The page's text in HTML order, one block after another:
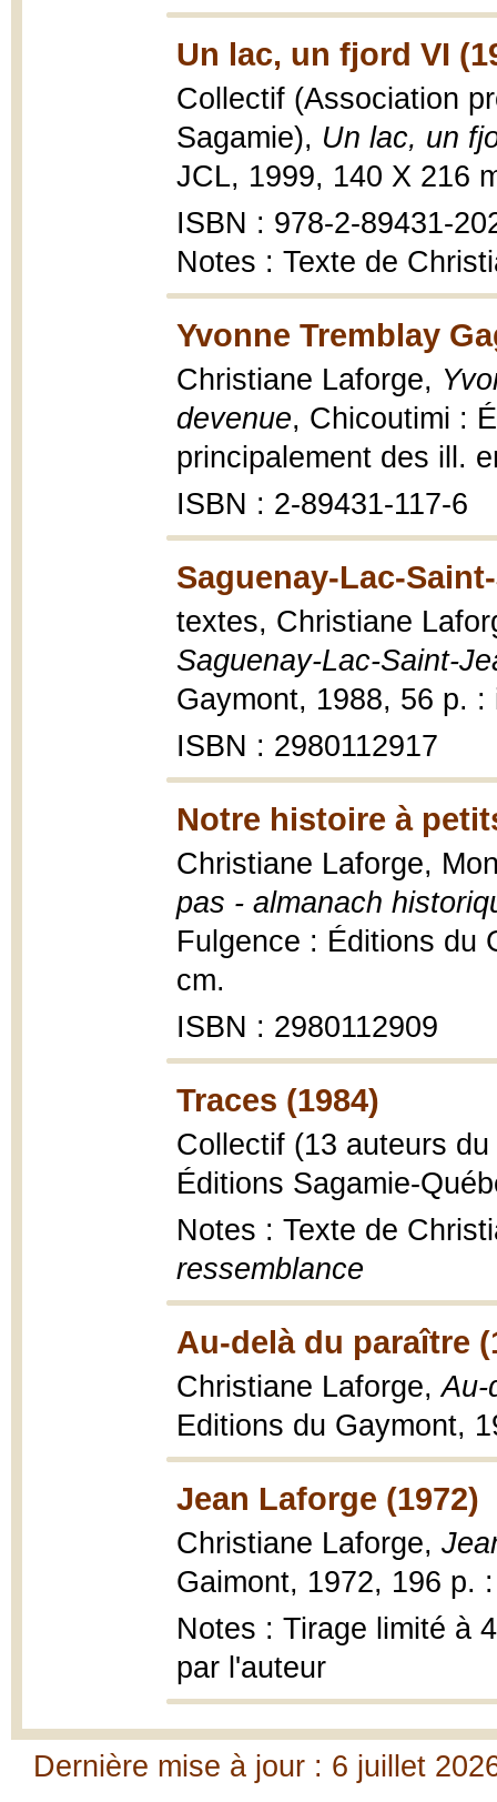
Un lac, un fjord VI
Collectif (Association
Sagamie), Un lac, un
JCL, 1999, 140 X 216
ISBN : 978-2-89431-
Notes : Texte de
Yvonne Tremblay
Christiane Laforge,
devenue, Chicoutimi :
principalement des ill.
ISBN : 2-89431-117-6
Saguenay-Lac-
textes, Christiane
Saguenay-Lac-Saint-
Gaymont, 1988, 56 p.
ISBN : 2980112917
Notre histoire à
Christiane Laforge,
pas - almanach
Fulgence : Éditions du
cm.
ISBN : 2980112909
Traces (1984)
Collectif (13 auteurs
Éditions Sagamie-
Notes : Texte de
ressemblance
Au-delà du paraître
Christiane Laforge,Au-
Editions du Gaymont,
Jean Laforge (1972)
Christiane Laforge,
Gaimont, 1972, 196 p.
Notes : Tirage limité à
par l'auteur
Dernière mise à jour : 6 juillet